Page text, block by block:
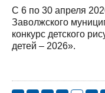
С 6 по 30 апреля
Заволжского
конкурс детского
детей – 2026».